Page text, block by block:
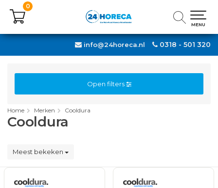
0318 - 501 320
info@24horeca.nl
0
MENU
0
MENU
Open filters
Home Merken Cooldura
Cooldura
Meest bekeken